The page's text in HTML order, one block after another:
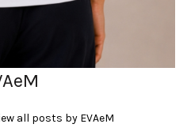
all posts by EVAeM